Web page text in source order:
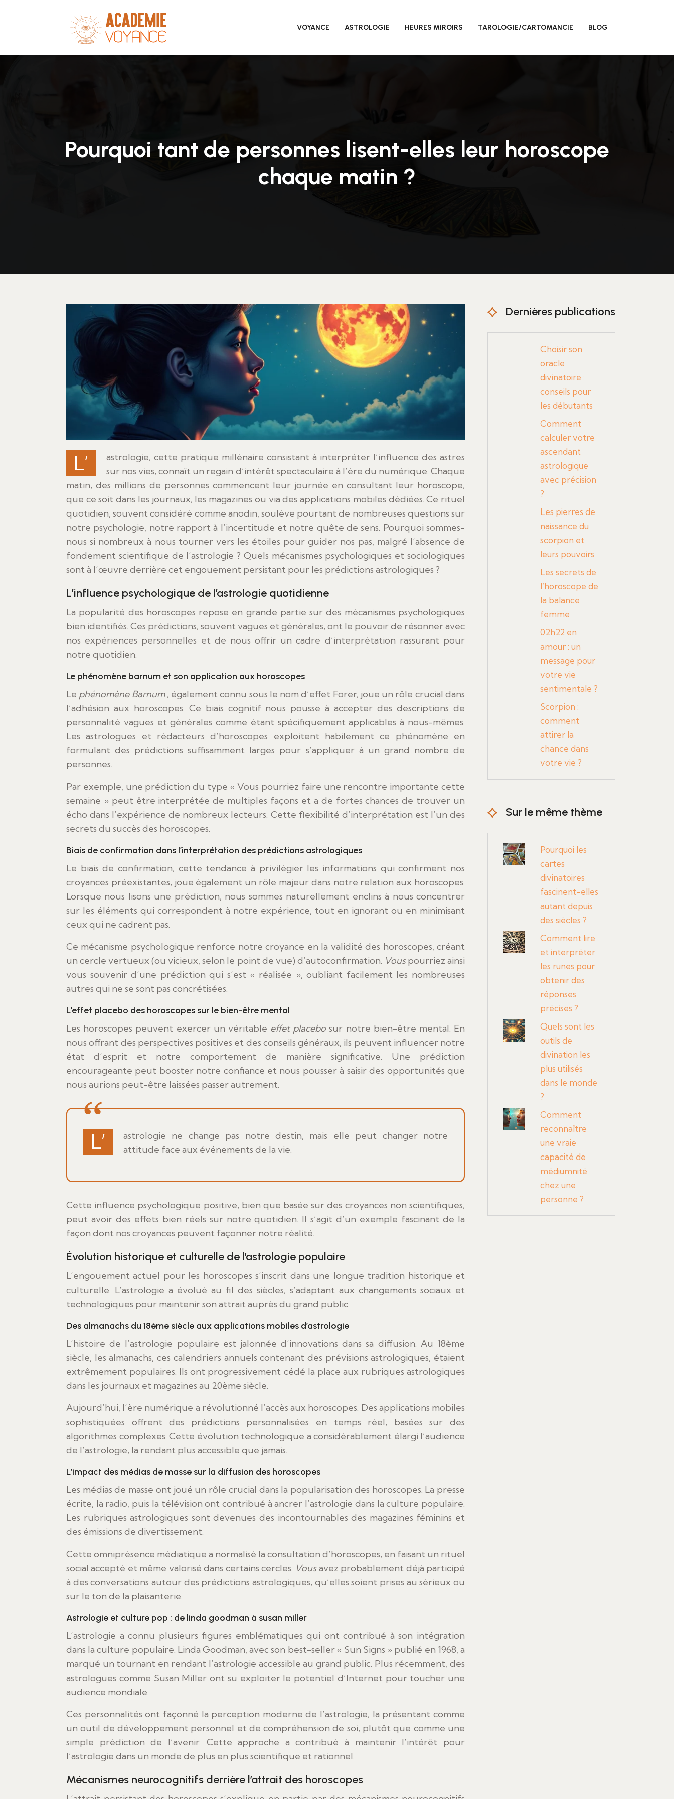
VOYANCE ASTROLOGIE HEURES MIROIRS TAROLOGIE/CARTOMANCIE BLOG
Pourquoi tant de personnes lisent-elles leur horoscope
chaque matin ?
L’astrologie, cette pratique millénaire consistant à interpréter l’influence des astres
sur nos vies, connaît un regain d’intérêt spectaculaire à l’ère du numérique. Chaque
matin, des millions de personnes commencent leur journée en consultant leur horoscope,
que ce soit dans les journaux, les magazines ou via des applications mobiles dédiées. Ce rituel
quotidien, souvent considéré comme anodin, soulève pourtant de nombreuses questions sur
notre psychologie, notre rapport à l’incertitude et notre quête de sens. Pourquoi sommes-
nous si nombreux à nous tourner vers les étoiles pour guider nos pas, malgré l’absence de
fondement scientifique de l’astrologie ? Quels mécanismes psychologiques et sociologiques
sont à l’œuvre derrière cet engouement persistant pour les prédictions astrologiques ?
L’influence psychologique de l’astrologie quotidienne
La popularité des horoscopes repose en grande partie sur des mécanismes psychologiques
bien identifiés. Ces prédictions, souvent vagues et générales, ont le pouvoir de résonner avec
nos expériences personnelles et de nous offrir un cadre d’interprétation rassurant pour
notre quotidien.
Le phénomène barnum et son application aux horoscopes
Le phénomène Barnum, également connu sous le nom d’effet Forer, joue un rôle crucial dans
l’adhésion aux horoscopes. Ce biais cognitif nous pousse à accepter des descriptions de
personnalité vagues et générales comme étant spécifiquement applicables à nous-mêmes.
Les astrologues et rédacteurs d’horoscopes exploitent habilement ce phénomène en
formulant des prédictions suffisamment larges pour s’appliquer à un grand nombre de
personnes.
Par exemple, une prédiction du type « Vous pourriez faire une rencontre importante cette
semaine » peut être interprétée de multiples façons et a de fortes chances de trouver un
écho dans l’expérience de nombreux lecteurs. Cette flexibilité d’interprétation est l’un des
secrets du succès des horoscopes.
Biais de confirmation dans l’interprétation des prédictions astrologiques
Le biais de confirmation, cette tendance à privilégier les informations qui confirment nos
croyances préexistantes, joue également un rôle majeur dans notre relation aux horoscopes.
Lorsque nous lisons une prédiction, nous sommes naturellement enclins à nous concentrer
sur les éléments qui correspondent à notre expérience, tout en ignorant ou en minimisant
ceux qui ne cadrent pas.
Ce mécanisme psychologique renforce notre croyance en la validité des horoscopes, créant
un cercle vertueux (ou vicieux, selon le point de vue) d’autoconfirmation. Vouspourriez ainsi
vous souvenir d’une prédiction qui s’est « réalisée », oubliant facilement les nombreuses
autres qui ne se sont pas concrétisées.
L’effet placebo des horoscopes sur le bien-être mental
Les horoscopes peuvent exercer un véritable effet placebosur notre bien-être mental. En
nous offrant des perspectives positives et des conseils généraux, ils peuvent influencer notre
état d’esprit et notre comportement de manière significative. Une prédiction
encourageante peut booster notre confiance et nous pousser à saisir des opportunités que
nous aurions peut-être laissées passer autrement.
L’astrologie ne change pas notre destin, mais elle peut changer notre attitude face aux événements de la vie.
Cette influence psychologique positive, bien que basée sur des croyances non scientifiques,
peut avoir des effets bien réels sur notre quotidien. Il s’agit d’un exemple fascinant de la
façon dont nos croyances peuvent façonner notre réalité.
Évolution historique et culturelle de l’astrologie populaire
L’engouement actuel pour les horoscopes s’inscrit dans une longue tradition historique et
culturelle. L’astrologie a évolué au fil des siècles, s’adaptant aux changements sociaux et
technologiques pour maintenir son attrait auprès du grand public.
Des almanachs du 18ème siècle aux applications mobiles d’astrologie
L’histoire de l’astrologie populaire est jalonnée d’innovations dans sa diffusion. Au 18ème
siècle, les almanachs, ces calendriers annuels contenant des prévisions astrologiques, étaient
extrêmement populaires. Ils ont progressivement cédé la place aux rubriques astrologiques
dans les journaux et magazines au 20ème siècle.
Aujourd’hui, l’ère numérique a révolutionné l’accès aux horoscopes. Des applications mobiles
sophistiquées offrent des prédictions personnalisées en temps réel, basées sur des
algorithmes complexes. Cette évolution technologique a considérablement élargi l’audience
de l’astrologie, la rendant plus accessible que jamais.
L’impact des médias de masse sur la diffusion des horoscopes
Les médias de masse ont joué un rôle crucial dans la popularisation des horoscopes. La presse
écrite, la radio, puis la télévision ont contribué à ancrer l’astrologie dans la culture populaire.
Les rubriques astrologiques sont devenues des incontournables des magazines féminins et
des émissions de divertissement.
Cette omniprésence médiatique a normalisé la consultation d’horoscopes, en faisant un rituel
social accepté et même valorisé dans certains cercles. Vousavez probablement déjà participé
à des conversations autour des prédictions astrologiques, qu’elles soient prises au sérieux ou
sur le ton de la plaisanterie.
Astrologie et culture pop : de linda goodman à susan miller
L’astrologie a connu plusieurs figures emblématiques qui ont contribué à son intégration
dans la culture populaire. Linda Goodman, avec son best-seller « Sun Signs » publié en 1968, a
marqué un tournant en rendant l’astrologie accessible au grand public. Plus récemment, des
astrologues comme Susan Miller ont su exploiter le potentiel d’Internet pour toucher une
audience mondiale.
Ces personnalités ont façonné la perception moderne de l’astrologie, la présentant comme
un outil de développement personnel et de compréhension de soi, plutôt que comme une
simple prédiction de l’avenir. Cette approche a contribué à maintenir l’intérêt pour
l’astrologie dans un monde de plus en plus scientifique et rationnel.
Mécanismes neurocognitifs derrière l’attrait des horoscopes
Dernières publications
Choisir son
oracle
divinatoire :
conseils pour
les débutants
Comment
calculer votre
ascendant
astrologique
avec précision
?
Les pierres de
naissance du
scorpion et
leurs pouvoirs
Les secrets de
l’horoscope de
la balance
femme
02h22 en
amour : un
message pour
votre vie
sentimentale ?
Scorpion :
comment
attirer la
chance dans
votre vie ?
Sur le même thème
Pourquoi les
cartes
divinatoires
fascinent-elles
autant depuis
des siècles ?
Comment lire
et interpréter
les runes pour
obtenir des
réponses
précises ?
Quels sont les
outils de
divination les
plus utilisés
dans le monde
?
Comment
reconnaître
une vraie
capacité de
médiumnité
chez une
personne ?